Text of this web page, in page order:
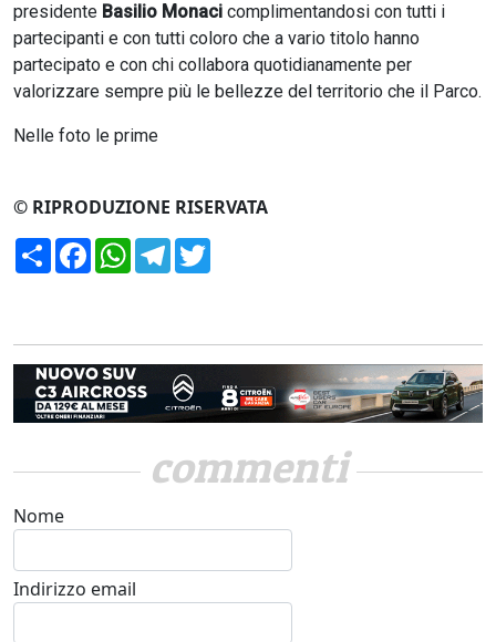
presidente Basilio Monaci complimentandosi con tutti i
partecipanti e con tutti coloro che a vario titolo hanno
partecipato e con chi collabora quotidianamente per
valorizzare sempre più le bellezze del territorio che il Parco.
Nelle foto le prime
© RIPRODUZIONE RISERVATA
CondividiFacebookWhatsApp
Telegram
commenti
Nome
Indirizzo email